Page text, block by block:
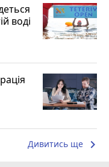
воді
Дивитись ще keyboard_arrow_right